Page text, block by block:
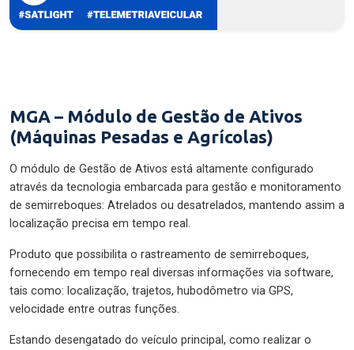
MGA – Módulo de Gestão de Ativos
(Máquinas Pesadas e Agrícolas)
O módulo de Gestão de Ativos está altamente configurado
através da tecnologia embarcada para gestão e monitoramento
de semirreboques: Atrelados ou desatrelados, mantendo assim a
localização precisa em tempo real.
Produto que possibilita o rastreamento de semirreboques,
fornecendo em tempo real diversas informações via software,
tais como: localização, trajetos, hubodômetro via GPS,
velocidade entre outras funções.
Estando desengatado do veículo principal, como realizar o